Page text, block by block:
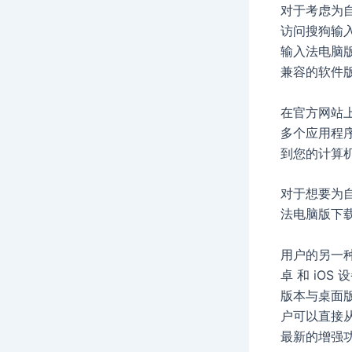
对于考虑为
访问搜狗输
输入法电脑
兼容的软件
在官方网站
多个应用程
到您的计算
对于想要为
法电脑版下
用户的另一
卓 和 iOS
版本与桌面
户可以直接
最新的增强